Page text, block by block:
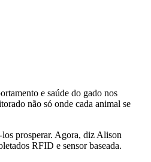
e saúde do gado nos
não só onde cada animal se
los prosperar. Agora, diz Alison
RFID e sensor baseada.